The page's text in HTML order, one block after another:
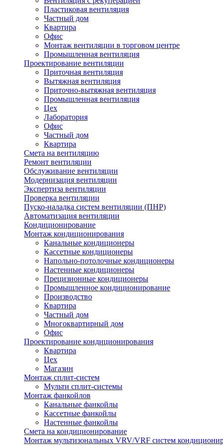
Пластиковая вентиляция
Частный дом
Квартира
Офис
Монтаж вентиляции в торговом центре
Промышленная вентиляция
Проектирование вентиляции
Приточная вентиляция
Вытяжная вентиляция
Приточно-вытяжная вентиляция
Промышленная вентиляция
Цех
Лаборатория
Офис
Частный дом
Квартира
Смета на вентиляцию
Ремонт вентиляции
Обслуживание вентиляции
Модернизация вентиляции
Экспертиза вентиляции
Проверка вентиляции
Пуско-наладка систем вентиляции (ПНР)
Автоматизация вентиляции
Кондиционирование
Монтаж кондиционирования
Канальные кондиционеры
Кассетные кондиционеры
Напольно-потолочные кондиционеры
Настенные кондиционеры
Прецизионные кондиционеры
Промышленное кондиционирование
Производство
Квартира
Частный дом
Многоквартирный дом
Офис
Проектирование кондиционирования
Квартира
Цех
Магазин
Монтаж сплит-систем
Мульти сплит-системы
Монтаж фанкойлов
Канальные фанкойлы
Кассетные фанкойлы
Настенные фанкойлы
Смета на кондиционирование
Монтаж мультизональных VRV/VRF систем